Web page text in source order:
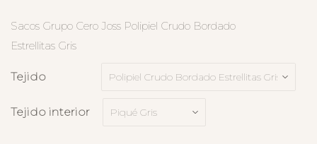
Sacos Grupo Cero Joss Polipiel Crudo Bordado
Estrellitas Gris
Tejido
Tejido interior